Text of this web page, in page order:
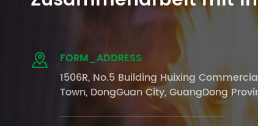

FORM_ADDRESS
1506R, No.5 Building Huixing
Town, DongGuan City, GuangDong